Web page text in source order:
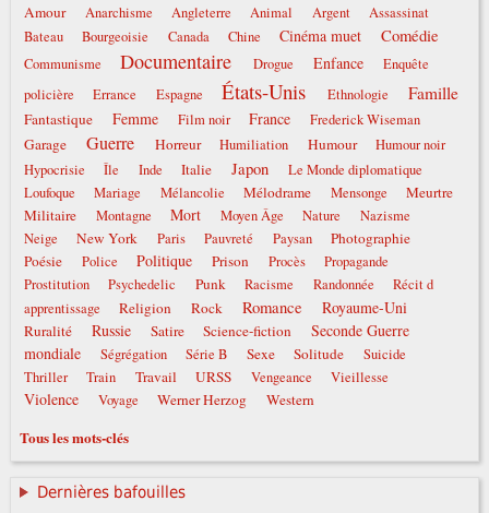
Amour Anarchisme Angleterre Animal Argent
Assassinat
Bateau
Bourgeoisie Canada Chine Cinéma muet Comédie
Communisme Documentaire Drogue Enfance
Enquête
policière
Errance Espagne États-Unis Ethnologie Famille
Fantastique Femme Film noir France Frederick Wiseman
Garage Guerre Horreur Humiliation Humour
Humour noir
Hypocrisie
Île Inde Italie Japon
Le Monde diplomatique
Loufoque
Mariage Mélancolie Mélodrame Mensonge
Meurtre
Militaire
Montagne Mort Moyen Âge Nature
Nazisme
Neige
New York Paris Pauvreté Paysan
Photographie
Poésie
Police Politique Prison Procès
Propagande
Prostitution
Psychedelic Punk Racisme Randonnée
Récit d
apprentissage
Religion Rock Romance Royaume-Uni
Ruralité Russie Satire Science-fiction
Seconde Guerre
mondiale
Ségrégation Série B Sexe Solitude
Suicide
Thriller
Train Travail URSS Vengeance Vieillesse
Violence Voyage Werner Herzog Western
Tous les mots-clés
Dernières bafouilles